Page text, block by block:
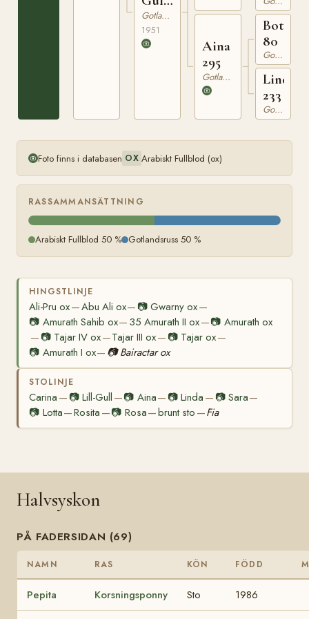
445Gotlandsruss
1951
Aina
295
Gotlandsruss
Botajr
80
Gotlandsruss
Linda
233
Gotlandsruss
Foto finns i databasen OX Arabiskt Fullblod (ox)
RASSAMMANSÄTTNING
Arabiskt Fullblod 50 % Gotlandsruss 50 %
HINGSTLINJE
Ali-Pru ox—Abu Ali ox— 📷Gwarny ox—
📷 Amurath Sahib ox— 35 Amurath II ox—📷 Amurath ox
— 📷 Tajar IV ox—Tajar III ox— 📷 Tajar ox—
📷 Amurath I ox— 📷 Bairactar ox
STOLINJE
Carina — 📷Lill-Gull —📷 Aina— 📷Linda — 📷 Sara—
📷 Lotta—Rosita —📷 Rosa—brunt sto —Fia
Halvsyskon
PÅ FADERSIDAN (69)
NAMN RAS KÖN FÖDD
Pepita Korsningsponny Sto 1986